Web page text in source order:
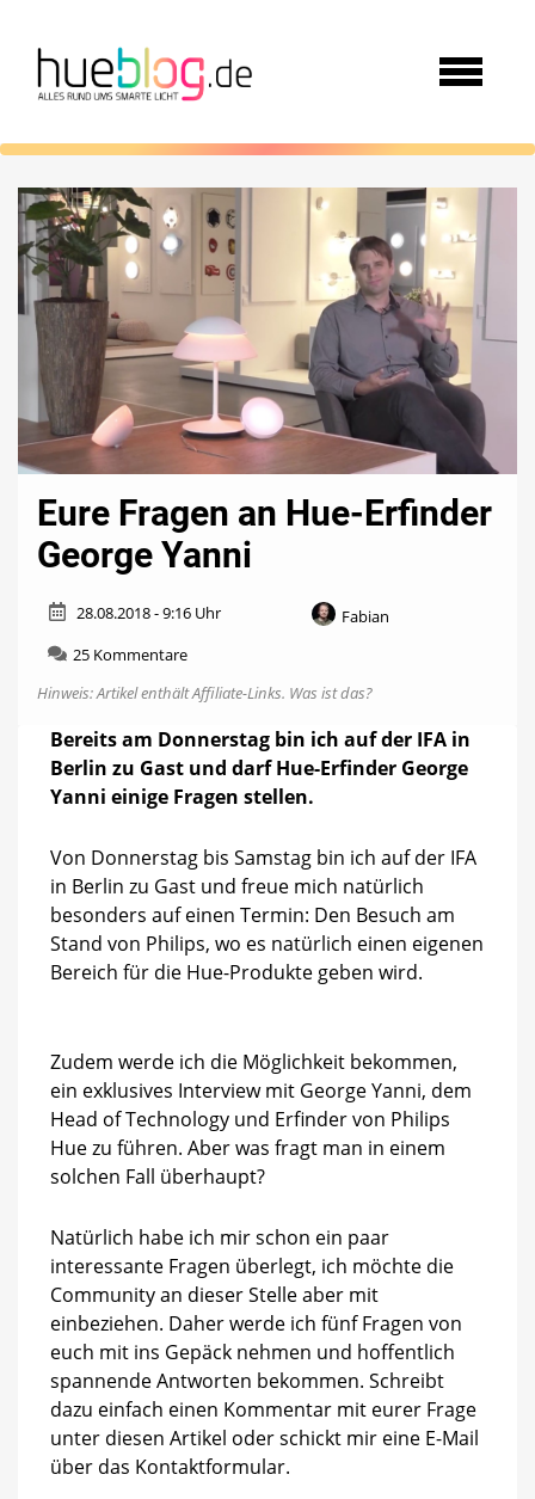
Eure Fragen an Hue-Erfinder
George Yanni
28.08.2018 - 9:16 Uhr
Fabian
25 Kommentarezu
Fragen
Hue-
Erfinder
George
Yanni
Hinweis: Artikel enthält Affiliate-Links. Was ist das?
Bereits am Donnerstag bin ich auf der IFA in
Berlin zu Gast und darf Hue-Erfinder George
Yanni einige Fragen stellen.
Von Donnerstag bis Samstag bin ich auf der IFA
in Berlin zu Gast und freue mich natürlich
besonders auf einen Termin: Den Besuch am
Stand von Philips, wo es natürlich einen eigenen
Bereich für die Hue-Produkte geben wird.
Zudem werde ich die Möglichkeit bekommen,
ein exklusives Interview mit George Yanni, dem
Head of Technology und Erfinder von Philips
Hue zu führen. Aber was fragt man in einem
solchen Fall überhaupt?
Natürlich habe ich mir schon ein paar
interessante Fragen überlegt, ich möchte die
Community an dieser Stelle aber mit
einbeziehen. Daher werde ich fünf Fragen von
euch mit ins Gepäck nehmen und hoffentlich
spannende Antworten bekommen. Schreibt
dazu einfach einen Kommentar mit eurer Frage
unter diesen Artikel oder schickt mir eine E-Mail
über das Kontaktformular.